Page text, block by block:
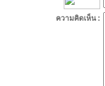
ความคิดเห็น :